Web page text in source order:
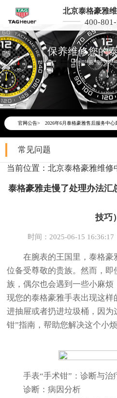
北京泰格豪雅
400-
保养维修您的
Maintain and
官网公告>
2026年6月泰格豪雅北京市售后服
2026年6月北京市泰格豪雅官方售
2026年6月泰格豪雅售后服务中心
节假日正常营业！
常见问题
当前位置： 北京泰格豪雅维修
泰格豪雅走慢了处理办法汇
技巧）
时间：2025-06-15 16:36:17
在腕表的王国里，泰格豪
位备受尊敬的贵族。然而，
族，偶尔也会遇到一些小麻烦
现您的泰格豪雅手表出现这
进抽屉或者扔进垃圾桶，因为
钳”指南，帮助您解决这个小烦
手表“手术钳”：诊断与治
诊断：病因分析